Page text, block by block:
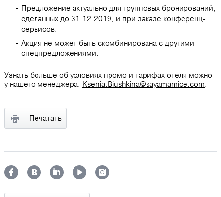
Предложение актуально для групповых бронирований,
сделанных до 31.12.2019, и при заказе конференц-
сервисов.
Акция не может быть скомбинирована с другими
спецпредложениями.
Узнать больше об условиях промо и тарифах отеля можно
у нашего менеджера: Ksenia.Biushkina@sayamamice.com.
Печатать